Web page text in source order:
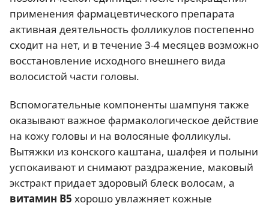
применения фармацевтического препарата
активная деятельность фолликулов постепенно
сходит на нет, и в течение 3-4 месяцев возможно
восстановление исходного внешнего вида
волосистой части головы.
Вспомогательные компоненты шампуня также
оказывают важное фармакологическое действие
на кожу головы и на волосяные фолликулы.
Вытяжки из конского каштана, шалфея и полыни
успокаивают и снимают раздражение, маковый
экстракт придает здоровый блеск волосам, а
витамин В5 хорошо увлажняет кожные